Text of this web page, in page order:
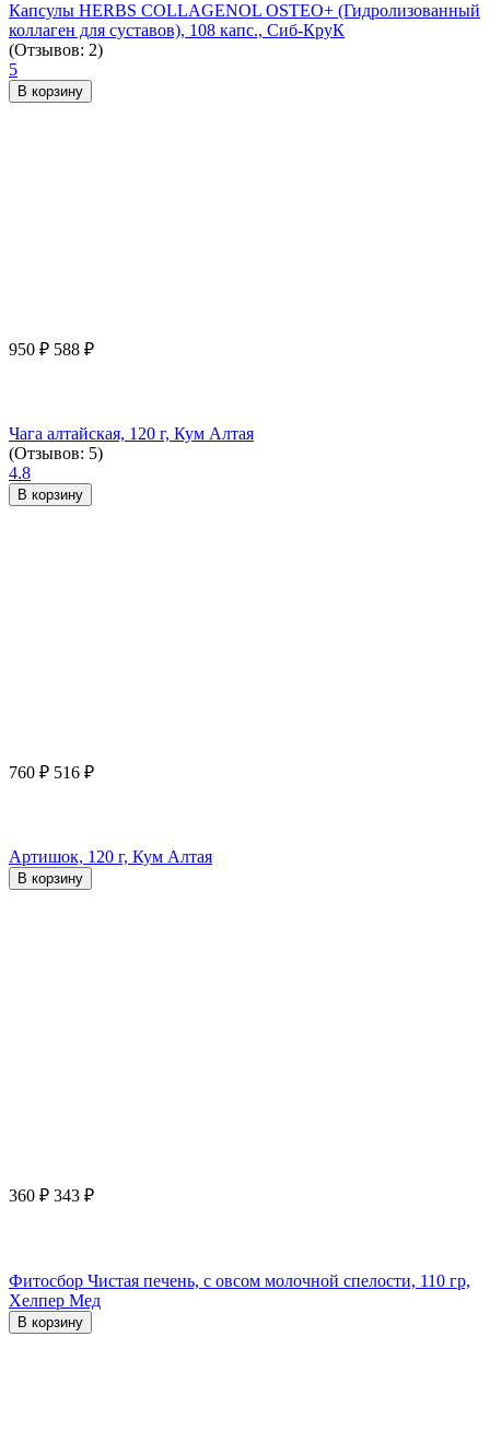
Капсулы HERBS COLLAGENOL OSTEO+ (Гидролизованный
коллаген для суставов), 108 капс., Сиб-КруК
(Отзывов: 2)
5
В корзину
950 ₽ 588 ₽
Чага алтайская, 120 г, Кум Алтая
(Отзывов: 5)
4.8
В корзину
760 ₽ 516 ₽
Артишок, 120 г, Кум Алтая
В корзину
360 ₽ 343 ₽
Фитосбор Чистая печень, с овсом молочной спелости, 110 гр,
Хелпер Мед
В корзину